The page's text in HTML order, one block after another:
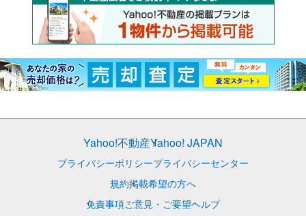
Yahoo!不動産Yahoo! JAPAN
プライバシーポリシープライバシーセンター
規約掲載希望の方へ
免責事項ご意見・ご要望ヘルプ